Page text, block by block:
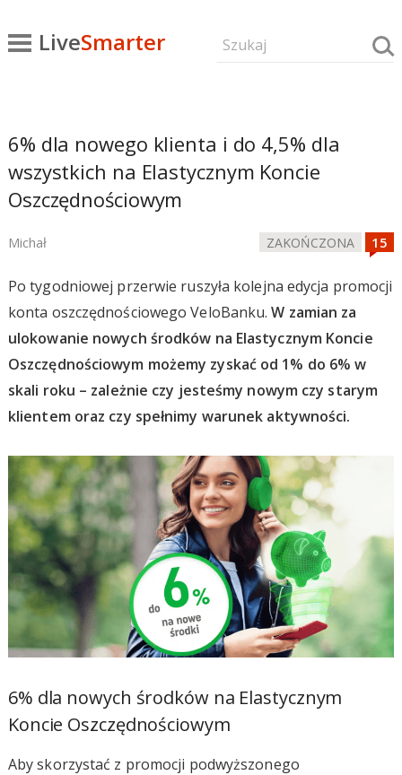
LiveSmarter
6% dla nowego klienta i do 4,5% dla
wszystkich na Elastycznym Koncie
Oszczędnościowym
Michał ZAKOŃCZONA
Po tygodniowej przerwie ruszyła kolejna edycja promocji
konta oszczędnościowego VeloBanku.W zamian za
ulokowanie nowych środków na Elastycznym Koncie
Oszczędnościowym możemy zyskać od 1% do 6% w
skali roku – zależnie czy jesteśmy nowym czy starym
klientem oraz czy spełnimy warunek aktywności.
6% dla nowych środków na Elastycznym
Koncie Oszczędnościowym
Aby skorzystać z promocji podwyższonego